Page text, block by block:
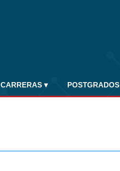
CARRERAS ▾ POSTGRADOS